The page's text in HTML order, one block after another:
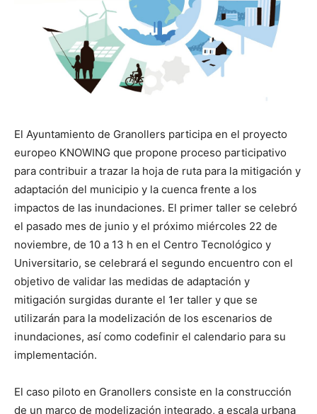
El Ayuntamiento de Granollers participa en el proyecto
europeo KNOWING que propone proceso participativo
para contribuir a trazar la hoja de ruta para la mitigación y
adaptación del municipio y la cuenca frente a los
impactos de las inundaciones. El primer taller se celebró
el pasado mes de junio y el próximo miércoles 22 de
noviembre, de 10 a 13 h en el Centro Tecnológico y
Universitario, se celebrará el segundo encuentro con el
objetivo de validar las medidas de adaptación y
mitigación surgidas durante el 1er taller y que se
utilizarán para la modelización de los escenarios de
inundaciones, así como codefinir el calendario para su
implementación.
El caso piloto en Granollers consiste en la construcción
de un marco de modelización integrado, a escala urbana